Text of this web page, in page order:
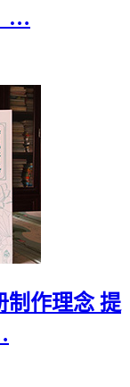
…
制作理念 提